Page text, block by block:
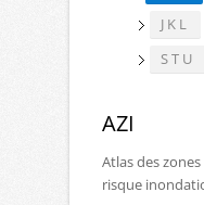
JKL
STU
AZI
Atlas des
risque